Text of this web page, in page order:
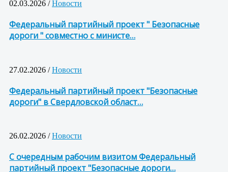
02.03.2026 /Новости
Федеральный партийный проект " Безопасные
дороги " совместно с министе…
27.02.2026 /Новости
Федеральный партийный проект "Безопасные
дороги" в Свердловской област…
26.02.2026 /Новости
С очередным рабочим визитом Федеральный
партийный проект "Безопасные дороги…